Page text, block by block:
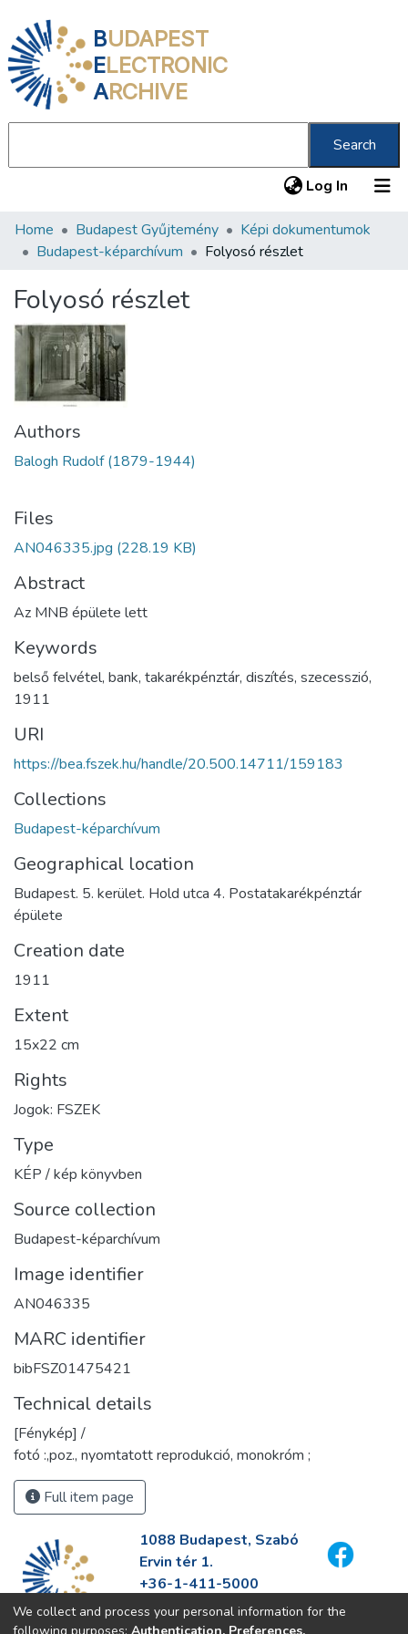
BUDAPEST
ELECTRONIC
ARCHIVE
Search
Log In (current)
Communities & Collections
Statistics
About us
Home Budapest Gyűjtemény
Képi dokumentumok
Budapest-képarchívum
Folyosó részlet
Folyosó részlet
Authors
Balogh Rudolf (1879-1944)
Files
AN046335.jpg (228.19 KB)
Abstract
Az MNB épülete lett
Keywords
belső felvétel, bank, takarékpénztár, diszítés, szecesszió,
1911
URI
https://bea.fszek.hu/handle/20.500.14711/159183
Collections
Budapest-képarchívum
Geographical location
Budapest. 5. kerület. Hold utca 4. Postatakarékpénztár
épülete
Creation date
1911
Extent
15x22 cm
Rights
Jogok: FSZEK
Type
KÉP / kép könyvben
Source collection
Budapest-képarchívum
Image identifier
AN046335
MARC identifier
bibFSZ01475421
Technical details
[Fénykép] /
fotó :,poz., nyomtatott reprodukció, monokróm ;
Full item page
1088 Budapest, Szabó
Ervin tér 1.
+36-1-411-5000
info@fszek.hu
https://fszek.hu
We collect and process your personal information for the